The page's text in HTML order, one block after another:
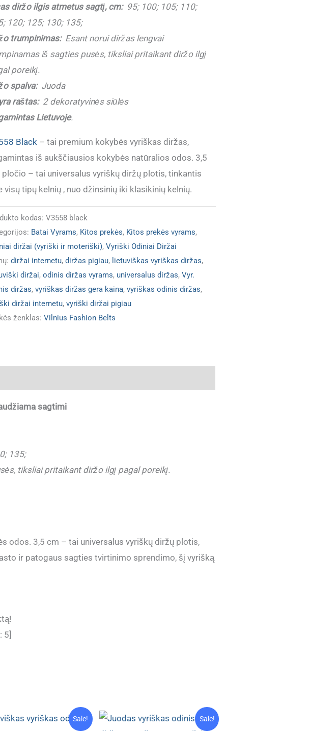
diržo ilgis atmetus sagtį, cm: 95; 100; 105; 110;
120; 125; 130; 135;
trumpinimas:Esant norui diržas lengvai
iš sagties pusės, tiksliai pritaikant diržo ilgį
poreikį.
spalva:Juoda
raštas:2 dekoratyvinės siūlės
Lietuvoje.
Black – tai premium kokybės vyriškas diržas,
iš aukščiausios kokybės natūralios odos. 3,5
– tai universalus vyriškų diržų plotis, tinkantis
visų tipų kelnių , nuo džinsinių iki klasikinių kelnių.
kodas: V3558 black
Batai Vyrams, Kitos prekės, Kitos prekės vyrams,
diržai (vyriški ir moteriški), Vyriški Odiniai Diržai
diržai internetu, diržas pigiau, lietuviškas vyriškas diržas,
diržai, odinis diržas vyrams, universalus diržas, Vyr.
diržas, vyriškas diržas gera kaina, vyriškas odinis diržas,
diržai internetu, vyriški diržai pigiau
ženklas: Vilnius Fashion Belts
sagtimi
135;
tiksliai pritaikant diržo ilgį pagal poreikį.
odos. 3,5 cm – tai universalus vyriškų diržų plotis,
ir patogaus sagties tvirtinimo sprendimo, šį vyrišką
5]
Sale! Sale!